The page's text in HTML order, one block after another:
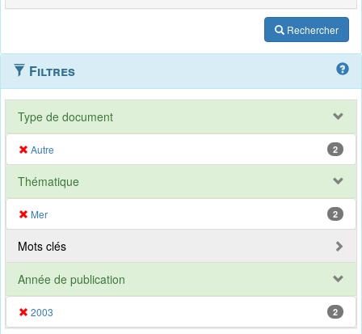
Rechercher
Filtres
Type de document
Autre 2
Thématique
Mer 2
Mots clés
Année de publication
2003 2